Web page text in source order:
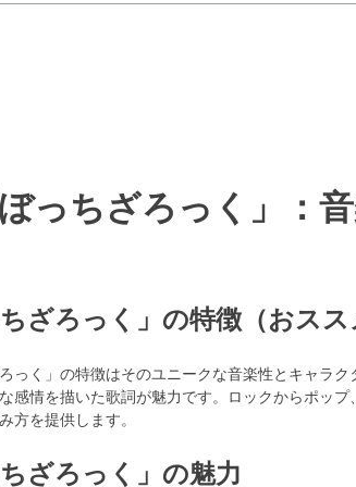
っちざろっく」：
ざろっく」の特徴（おスス
っく」の特徴はそのユニークな音楽性とキャラ
感情を描いた歌詞が魅力です。ロックからポッ
方を提供します。
ざろっく」の魅力